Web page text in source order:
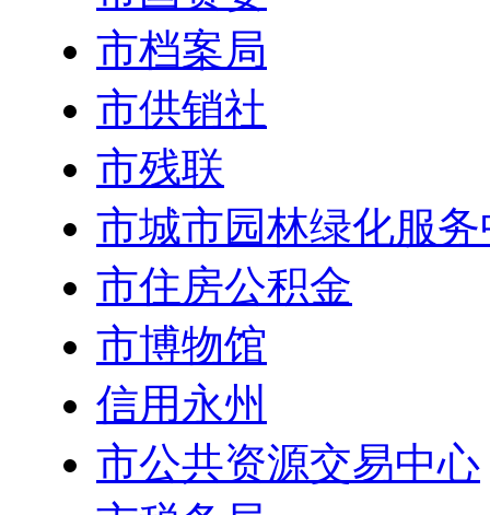
市档案局
市供销社
市残联
市城市园林绿化服
市住房公积金
市博物馆
信用永州
市公共资源交易中心